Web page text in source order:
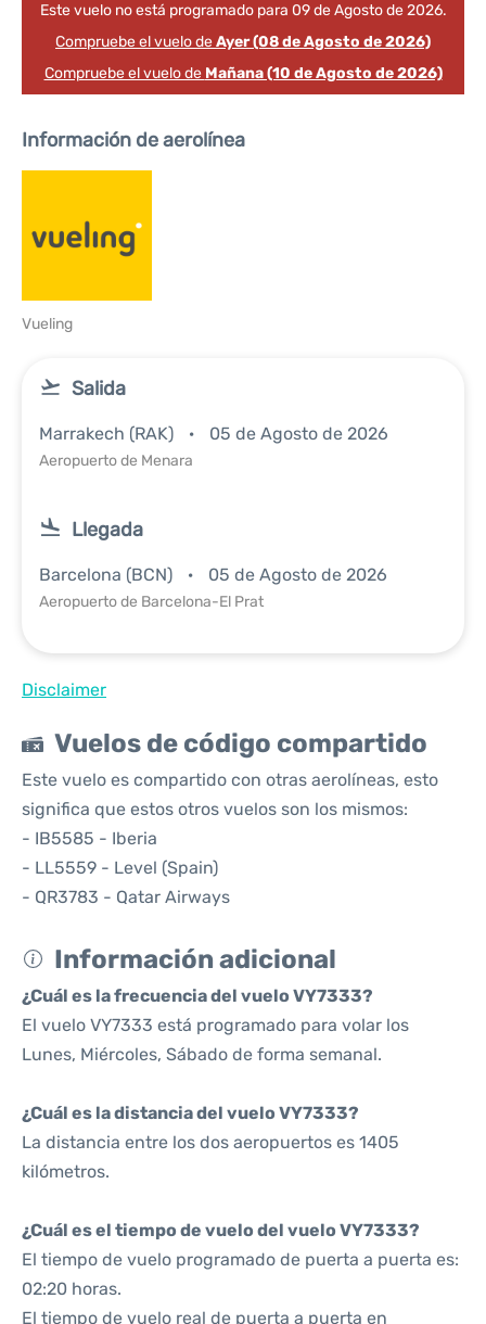
Este vuelo no está programado para 09 de Agosto de 2026.
Compruebe el vuelo deAyer (08 de Agosto de 2026)
Compruebe el vuelo de Mañana (10 de Agosto de 2026)
Información de aerolínea
Vueling
Salida
Marrakech (RAK) 05 de Agosto de 2026
Aeropuerto de Menara
Llegada
Barcelona (BCN) 05 de Agosto de 2026
Aeropuerto de Barcelona-El Prat
Disclaimer
Vuelos de código compartido
Este vuelo es compartido con otras aerolíneas, esto
significa que estos otros vuelos son los mismos:
- IB5585 - Iberia
- LL5559 - Level (Spain)
- QR3783 - Qatar Airways
Información adicional
¿Cuál es la frecuencia del vuelo VY7333?
El vuelo VY7333 está programado para volar los
Lunes, Miércoles, Sábado de forma semanal.
¿Cuál es la distancia del vuelo VY7333?
La distancia entre los dos aeropuertos es 1405
kilómetros.
¿Cuál es el tiempo de vuelo del vuelo VY7333?
El tiempo de vuelo programado de puerta a puerta es:
02:20 horas.
El tiempo de vuelo real de puerta a puerta en